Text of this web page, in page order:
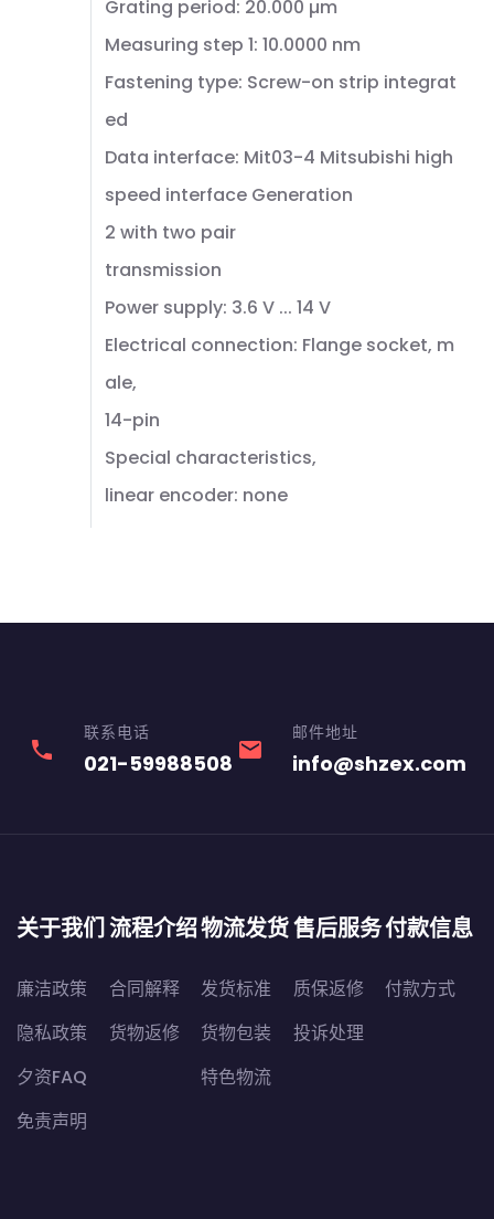
Grating period: 20.000 µm
Measuring step 1: 10.0000 nm
Fastening type: Screw-on strip integrat
ed
Data interface: Mit03-4 Mitsubishi high
speed interface Generation
2 with two pair
transmission
Power supply: 3.6 V ... 14 V
Electrical connection: Flange socket, m
ale,
14-pin
Special characteristics,
linear encoder: none
phone
联系电话
021-59988508 email
邮件地址
info@shzex.com
关于我们
廉洁政策
隐私政策
夕资FAQ
免责声明
流程介绍
合同解释
货物返修
物流发货
发货标准
货物包装
特色物流
售后服务
质保返修
投诉处理
付款信息
付款方式